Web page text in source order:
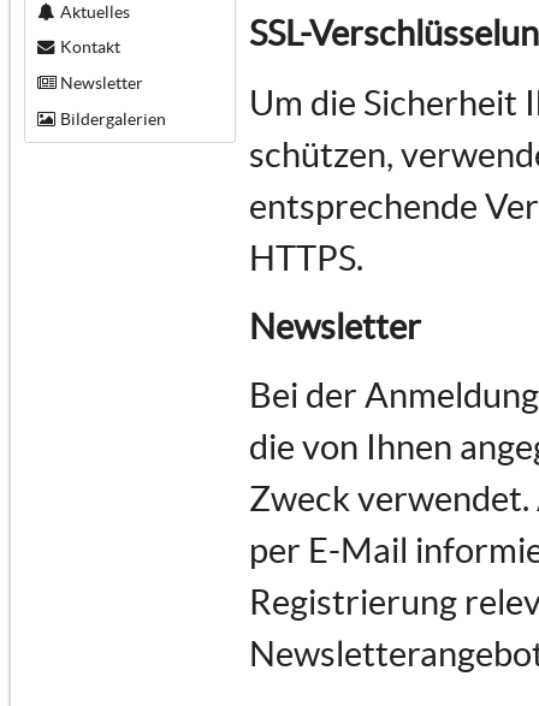
Aktuelles
Kontakt
Newsletter
Bildergalerien
SSL-
Um die Sicherheit
schützen,
entsprechende
HTTPS.
Newsletter
Bei der
die von Ihnen
Zweck
per E-Mail
Registrierung